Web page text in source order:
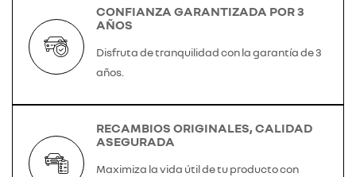
CONFIANZA GARANTIZADA POR 3
AÑOS
Disfruta de tranquilidad con la garantía de 3
años.
RECAMBIOS ORIGINALES, CALIDAD
ASEGURADA
Maximiza la vida útil de tu producto con